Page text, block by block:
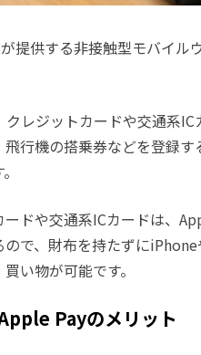
提供する非接触型モバイ
レジットカードや交通系
行機の搭乗券などを登録
ドや交通系ICカードは、
で、財布を持たずに
い物が可能です。
Payのメリット